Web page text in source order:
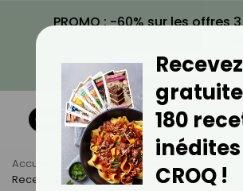
PROMO : -60% sur les offres
VOIR LA PROMO
Accueil Actus
Recettes
Recette De Caponata D’aubergines
Recevez
180
CROQ !